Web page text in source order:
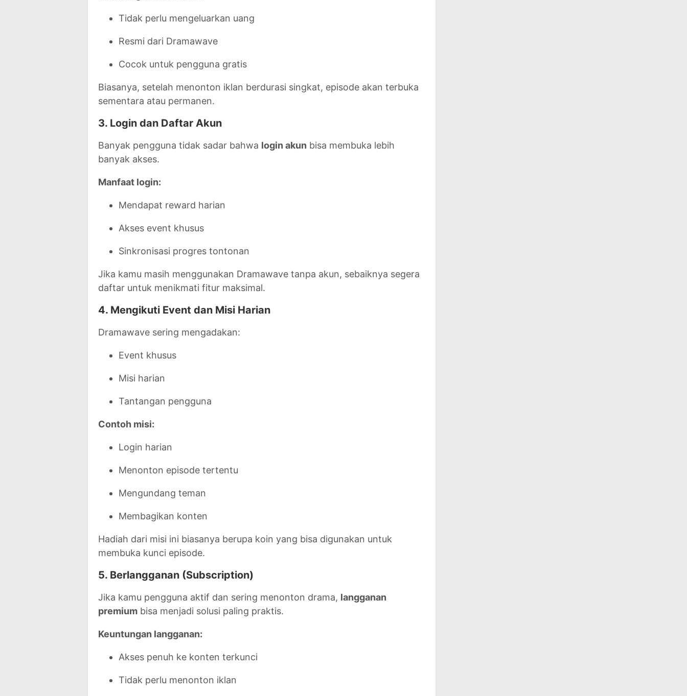
Tidak perlu mengeluarkan uang
Resmi dari Dramawave
Cocok untuk pengguna gratis
Biasanya, setelah menonton iklan berdurasi singkat, episode akan terbuka
sementara atau permanen.
3. Login dan Daftar Akun
Banyak pengguna tidak sadar bahwa login akun bisa membuka lebih
banyak akses.
Manfaat login:
Mendapat reward harian
Akses event khusus
Sinkronisasi progres tontonan
Jika kamu masih menggunakan Dramawave tanpa akun, sebaiknya segera
daftar untuk menikmati fitur maksimal.
4. Mengikuti Event dan Misi Harian
Dramawave sering mengadakan:
Event khusus
Misi harian
Tantangan pengguna
Contoh misi:
Login harian
Menonton episode tertentu
Mengundang teman
Membagikan konten
Hadiah dari misi ini biasanya berupa koin yang bisa digunakan untuk
membuka kunci episode.
5. Berlangganan (Subscription)
Jika kamu pengguna aktif dan sering menonton drama, langganan
premium bisa menjadi solusi paling praktis.
Keuntungan langganan:
Akses penuh ke konten terkunci
Tidak perlu menonton iklan